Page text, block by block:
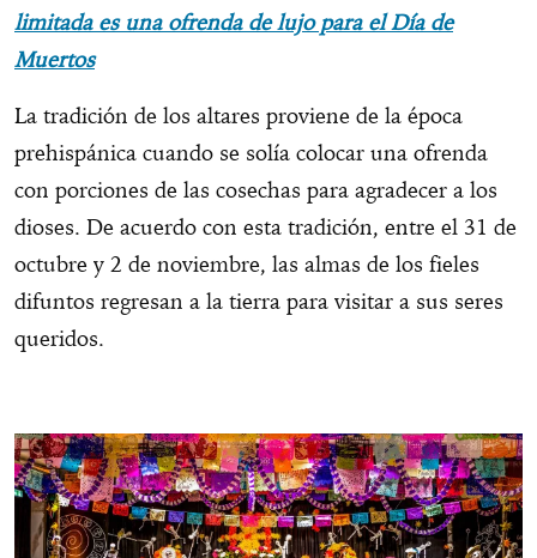
limitada es una ofrenda de lujo para el Día de
Muertos
La tradición de los altares proviene de la época
prehispánica cuando se solía colocar una ofrenda
con porciones de las cosechas para agradecer a los
dioses. De acuerdo con esta tradición, entre el 31 de
octubre y 2 de noviembre, las almas de los fieles
difuntos regresan a la tierra para visitar a sus seres
queridos.